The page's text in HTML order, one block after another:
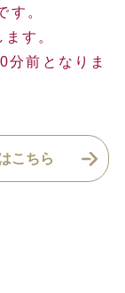
す。
す。
前となりま
こちら